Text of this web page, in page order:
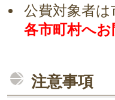
公費対象者
各市町村へ
注意事項